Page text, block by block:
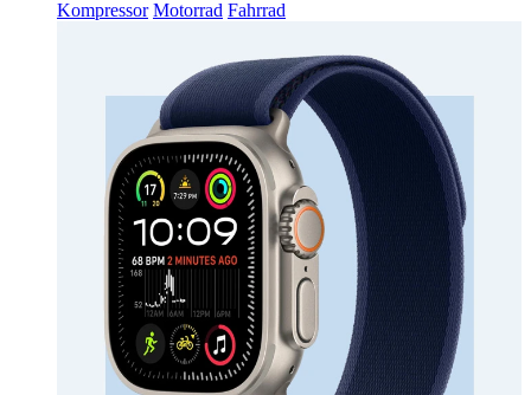
Kompressor Motorrad Fahrrad